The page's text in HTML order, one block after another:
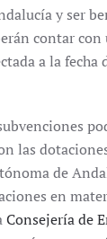
y ser
contar
a la fecha
las
de
en
Consejería de